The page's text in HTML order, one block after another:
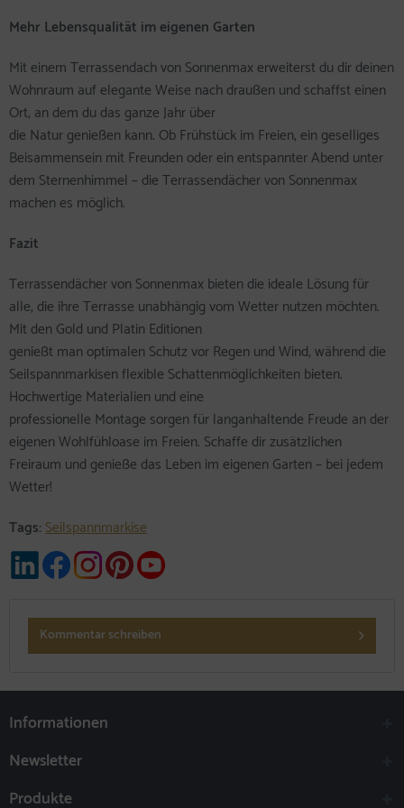
Mehr Lebensqualität im eigenen Garten
Mit einem Terrassendach von Sonnenmax erweiterst du dir deinen
Wohnraum auf elegante Weise nach draußen und schaffst einen
Ort, an dem du das ganze Jahr über
die Natur genießen kann. Ob Frühstück im Freien, ein geselliges
Beisammensein mit Freunden oder ein entspannter Abend unter
dem Sternenhimmel – die Terrassendächer von Sonnenmax
machen es möglich.
Fazit
Terrassendächer von Sonnenmax bieten die ideale Lösung für
alle, die ihre Terrasse unabhängig vom Wetter nutzen möchten.
Mit den Gold und Platin Editionen
genießt man optimalen Schutz vor Regen und Wind, während die
Seilspannmarkisen flexible Schattenmöglichkeiten bieten.
Hochwertige Materialien und eine
professionelle Montage sorgen für langanhaltende Freude an der
eigenen Wohlfühloase im Freien. Schaffe dir zusätzlichen
Freiraum und genieße das Leben im eigenen Garten – bei jedem
Wetter!
Tags:Seilspannmarkise
Kommentar schreiben
Informationen
Newsletter
Produkte